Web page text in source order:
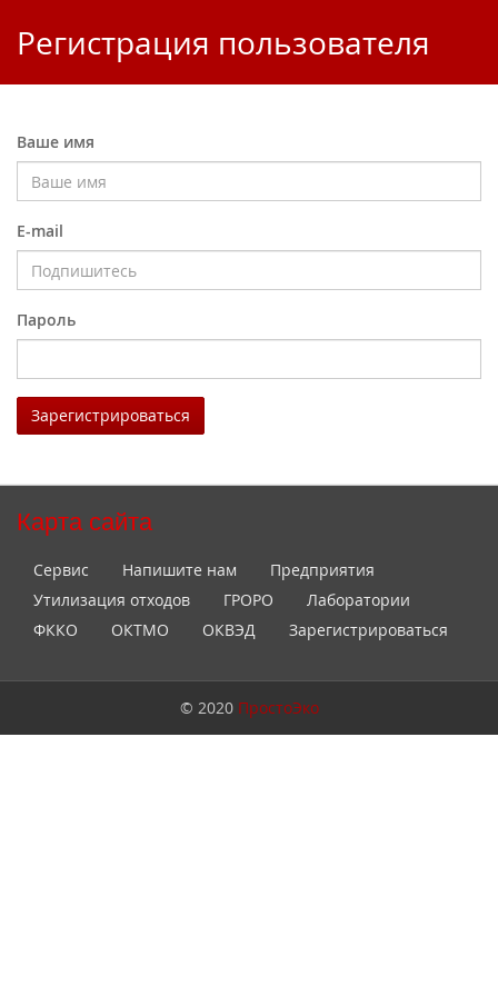
Регистрация пользователя
Ваше имя
E-mail
Пароль
Зарегистрироваться
Карта сайта
Сервис Напишите нам
Предприятия
Утилизация отходов
ГРОРО
Лаборатории
ФККО
ОКТМО ОКВЭД Зарегистрироваться
© 2020 ПростоЭко